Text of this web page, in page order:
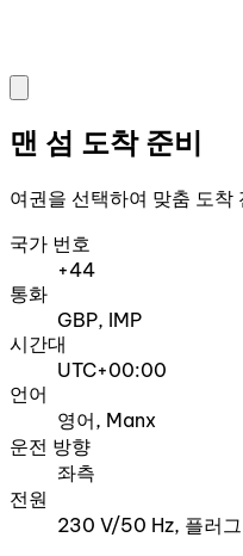
맨 섬 도착 준비
여권을 선택하여 맞춤 도착
국가 번호
+44
통화
GBP, IMP
시간대
UTC+00:00
언어
영어, Manx
운전 방향
좌측
전원
230 V/50 Hz, 플러